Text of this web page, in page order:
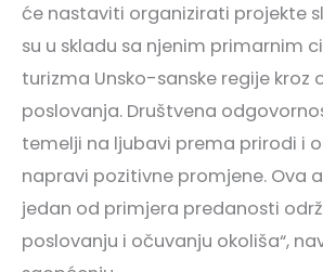
će nastaviti organizirati projekte
su u skladu sa njenim primarnim
turizma Unsko-sanske regije kroz
poslovanja. Društvena
temelji na ljubavi prema prirodi i
napravi pozitivne promjene. Ova
jedan od primjera predanosti
poslovanju i očuvanju okoliša“,